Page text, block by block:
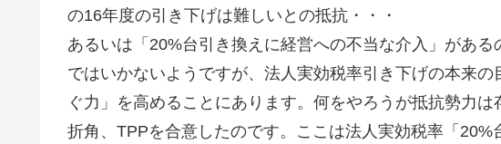
の16年度の引き下げは難しいとの抵抗・・・
あるいは「20%台引き換えに経営への不当な介入」があ
ではいかないようですが、法人実効税率引き下げの本来
ぐ力」を高めることにあります。何をやろうが抵抗勢力は
折角、TPPを合意したのです。ここは法人実効税率「20%